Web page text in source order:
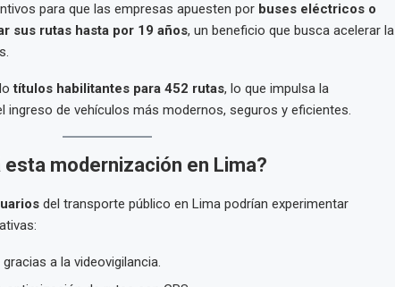
para que las empresas apuesten por buses eléctricos o
sus rutas hasta por 19 años, un beneficio que busca acelerar la
títulos habilitantes para 452 rutas, lo que impulsa la
ingreso de vehículos más modernos, seguros y eficientes.
modernización en Lima?
del transporte público en Lima podrían experimentar
gracias a la videovigilancia.